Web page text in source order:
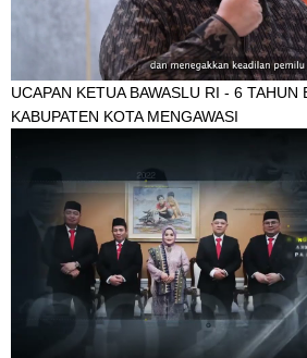
UCAPAN KETUA BAWASLU RI - 6 TAHUN
KABUPATEN KOTA MENGAWASI